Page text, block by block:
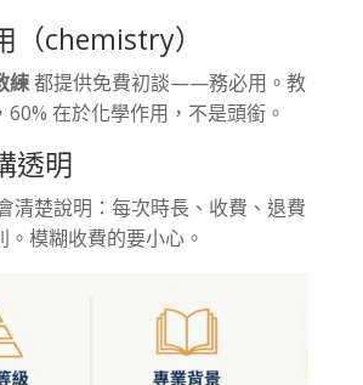
（chemistry）
練都提供免費初談——務必用。教
在於化學作用，不是頭銜。
透明
清楚說明：每次時長、收費、退費
模糊收費的要小心。